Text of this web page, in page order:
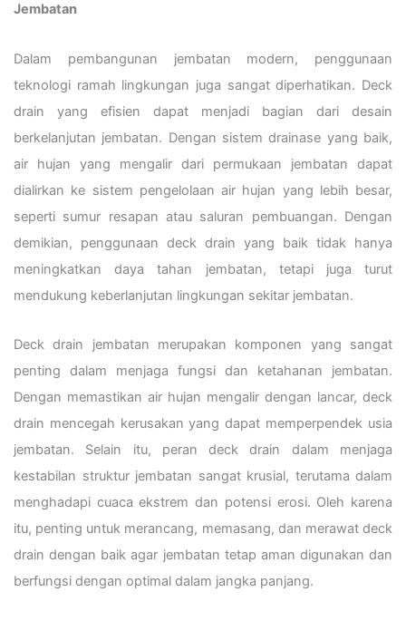
Jembatan
Dalam pembangunan jembatan modern, penggunaan
teknologi ramah lingkungan juga sangat diperhatikan. Deck
drain yang efisien dapat menjadi bagian dari desain
berkelanjutan jembatan. Dengan sistem drainase yang baik,
air hujan yang mengalir dari permukaan jembatan dapat
dialirkan ke sistem pengelolaan air hujan yang lebih besar,
seperti sumur resapan atau saluran pembuangan. Dengan
demikian, penggunaan deck drain yang baik tidak hanya
meningkatkan daya tahan jembatan, tetapi juga turut
mendukung keberlanjutan lingkungan sekitar jembatan.
Deck drain jembatan merupakan komponen yang sangat
penting dalam menjaga fungsi dan ketahanan jembatan.
Dengan memastikan air hujan mengalir dengan lancar, deck
drain mencegah kerusakan yang dapat memperpendek usia
jembatan. Selain itu, peran deck drain dalam menjaga
kestabilan struktur jembatan sangat krusial, terutama dalam
menghadapi cuaca ekstrem dan potensi erosi. Oleh karena
itu, penting untuk merancang, memasang, dan merawat deck
drain dengan baik agar jembatan tetap aman digunakan dan
berfungsi dengan optimal dalam jangka panjang.